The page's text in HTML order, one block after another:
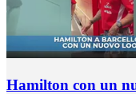
Hamilton con un